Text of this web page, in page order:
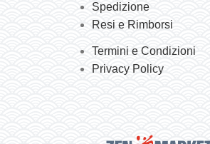
Spedizione
Resi e Rimborsi
Termini e Condizioni
Privacy Policy